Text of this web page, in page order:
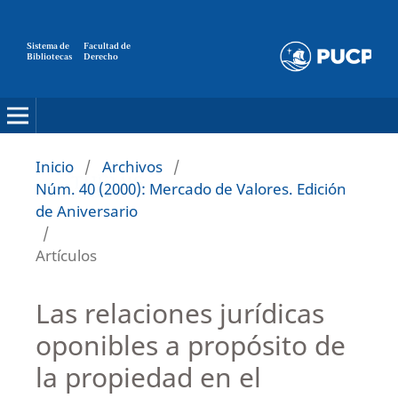
Sistema de
Bibliotecas
Facultad de
Derecho
Inicio / Archivos /
Núm. 40 (2000): Mercado de Valores. Edición
de Aniversario
/
Artículos
Las relaciones jurídicas
oponibles a propósito de
la propiedad en el